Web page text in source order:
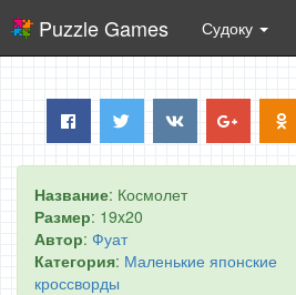
Puzzle Games Судоку
Название: Космолет
Размер: 19x20
Автор: Фуат
Категория: Маленькие японские
кроссворды